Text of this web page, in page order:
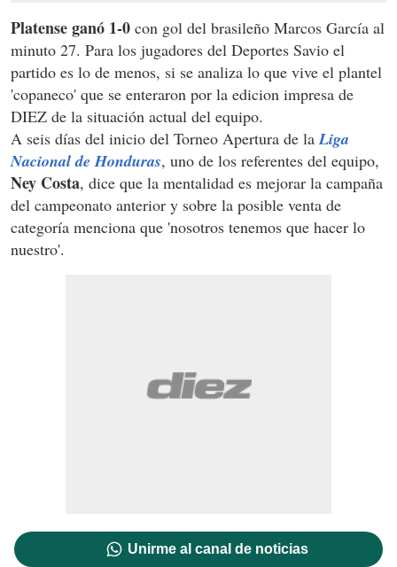
Platense ganó 1-0 con gol del brasileño Marcos García al
minuto 27. Para los jugadores del Deportes Savio el
partido es lo de menos, si se analiza lo que vive el plantel
'copaneco' que se enteraron por la edicion impresa de
DIEZ de la situación actual del equipo.
A seis días del inicio del Torneo Apertura de laLiga
Nacional de Honduras, uno de los referentes del equipo,
Ney Costa, dice que la mentalidad es mejorar la campaña
del campeonato anterior y sobre la posible venta de
categoría menciona que 'nosotros tenemos que hacer lo
nuestro'.
Unirme al canal de noticias